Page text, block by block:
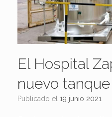
El Hospital
nuevo
Publicado el 19 junio 2021